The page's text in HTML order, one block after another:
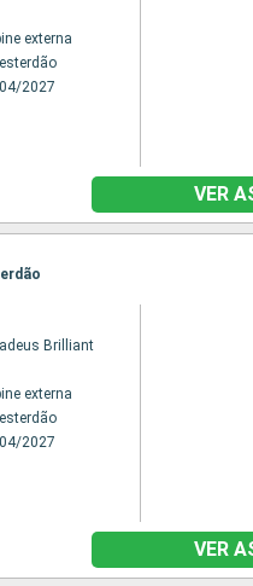
externa
2027
VER
Brilliant
externa
2027
VER